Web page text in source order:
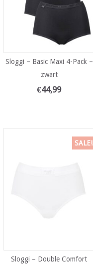
Sloggi – Basic Maxi 4-Pack –
zwart
€44,99
SALE!
Sloggi – Double Comfort